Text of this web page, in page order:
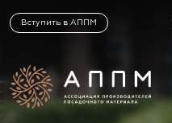
Вступить в АППМ